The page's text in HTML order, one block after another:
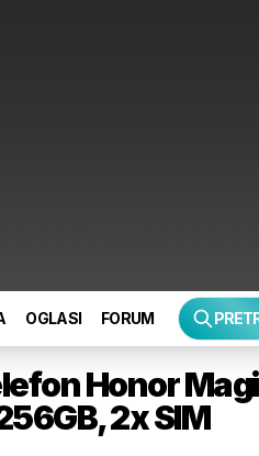
OGLASI FORUM
Honor
2x SIM